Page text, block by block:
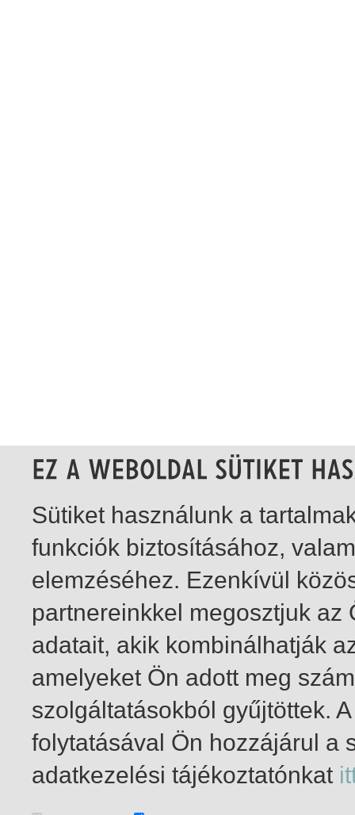
1-1 / insgesamt 1 Treffer
Sütiket használunk a
funkciók biztosításához,
elemzéséhez. Ezenkívül
partnereinkkel megosztjuk
adatait, akik kombinálhatják
amelyeket Ön adott meg
szolgáltatásokból gyűjtöttek.
folytatásával Ön hozzájárul a
adatkezelési tájékoztatónkat